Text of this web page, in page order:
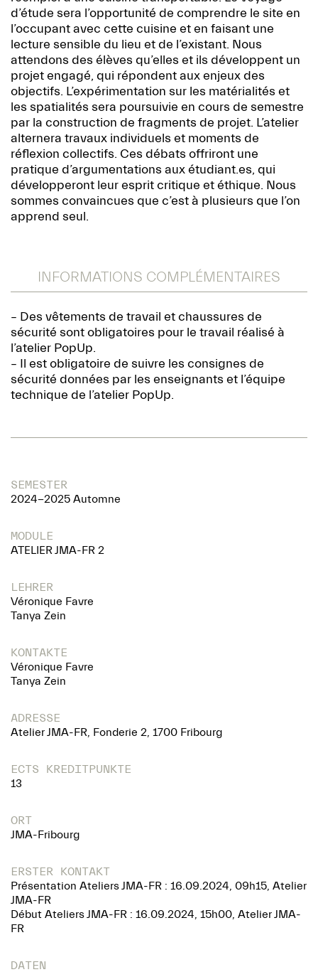
d’étude sera l’opportunité de comprendre le site en
l’occupant avec cette cuisine et en faisant une
lecture sensible du lieu et de l’existant. Nous
attendons des élèves qu’elles et ils développent un
projet engagé, qui répondent aux enjeux des
objectifs. L’expérimentation sur les matérialités et
les spatialités sera poursuivie en cours de semestre
par la construction de fragments de projet. L’atelier
alternera travaux individuels et moments de
réflexion collectifs. Ces débats offriront une
pratique d’argumentations aux étudiant.es, qui
développeront leur esprit critique et éthique. Nous
sommes convaincues que c’est à plusieurs que l’on
apprend seul.
INFORMATIONS COMPLÉMENTAIRES
– Des vêtements de travail et chaussures de
sécurité sont obligatoires pour le travail réalisé à
l’atelier PopUp.
– Il est obligatoire de suivre les consignes de
sécurité données par les enseignants et l’équipe
technique de l’atelier PopUp.
SEMESTER
2024-2025 Automne
MODULE
ATELIER JMA-FR 2
LEHRER
Véronique Favre
Tanya Zein
KONTAKTE
Véronique Favre
Tanya Zein
ADRESSE
Atelier JMA-FR, Fonderie 2, 1700 Fribourg
ECTS KREDITPUNKTE
13
ORT
JMA-Fribourg
ERSTER KONTAKT
Présentation Ateliers JMA-FR : 16.09.2024, 09h15, Atelier
JMA-FR
Début Ateliers JMA-FR : 16.09.2024, 15h00, Atelier JMA-
FR
DATEN